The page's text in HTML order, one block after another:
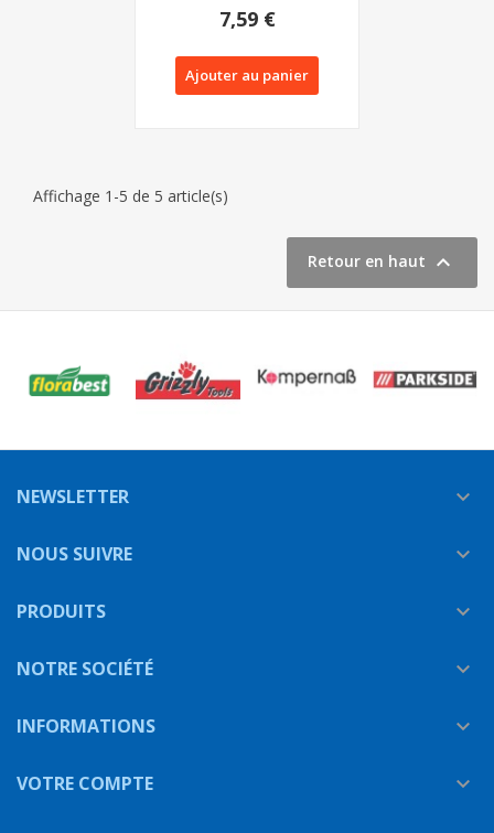
7,59 €
Ajouter au panier
Affichage 1-5 de 5 article(s)
Retour en haut 
NEWSLETTER 
NOUS SUIVRE 
PRODUITS 
NOTRE SOCIÉTÉ 
INFORMATIONS 
VOTRE COMPTE 